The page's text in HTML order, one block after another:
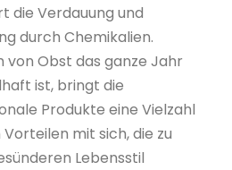
die Verdauung und
durch Chemikalien.
von Obst das ganze Jahr
ist, bringt die
Produkte eine Vielzahl
mit sich, die zu
Lebensstil